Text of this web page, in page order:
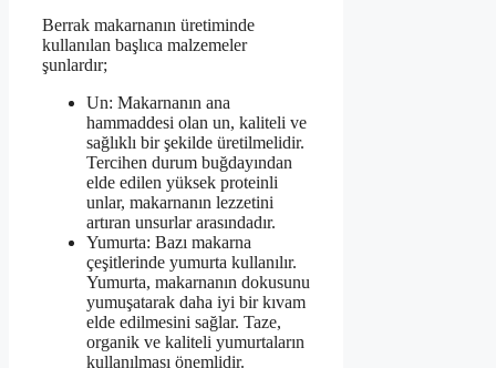
Berrak makarnanın üretiminde
kullanılan başlıca malzemeler
şunlardır;
Un: Makarnanın ana
hammaddesi olan un, kaliteli ve
sağlıklı bir şekilde üretilmelidir.
Tercihen durum buğdayından
elde edilen yüksek proteinli
unlar, makarnanın lezzetini
artıran unsurlar arasındadır.
Yumurta: Bazı makarna
çeşitlerinde yumurta kullanılır.
Yumurta, makarnanın dokusunu
yumuşatarak daha iyi bir kıvam
elde edilmesini sağlar. Taze,
organik ve kaliteli yumurtaların
kullanılması önemlidir.